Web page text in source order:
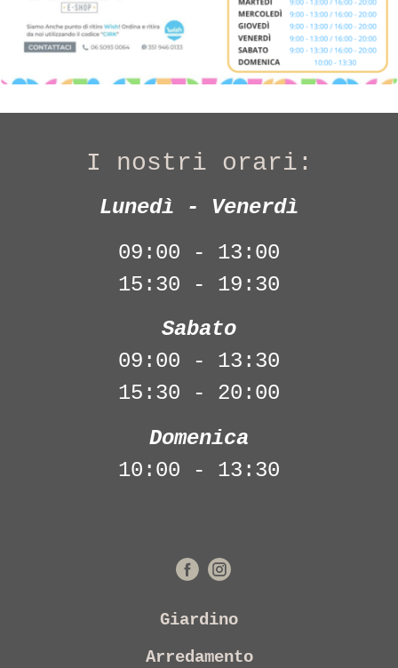
I nostri orari:
Lunedì - Venerdì
09:00 - 13:00
15:30 - 19:30
Sabato
09:00 - 13:30
15:30 - 20:00
Domenica
10:00 - 13:30
Giardino
Arredamento